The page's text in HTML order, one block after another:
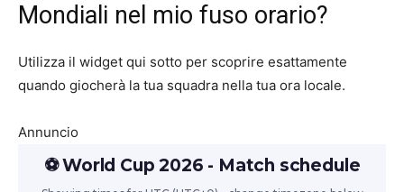
Mondiali nel mio fuso orario?
Utilizza il widget qui sotto per scoprire esattamente
quando giocherà la tua squadra nella tua ora locale.
Annuncio